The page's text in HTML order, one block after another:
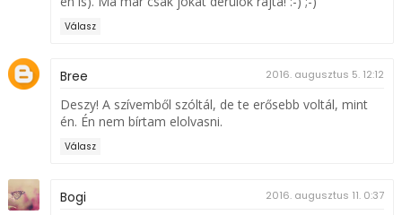
Válasz
Bree 2016. augusztus 5. 12:12
Deszy! A szívemből szóltál, de te erősebb voltál, mint
én. Én nem bírtam elolvasni.
Válasz
Bogi 2016. augusztus 11. 0:37